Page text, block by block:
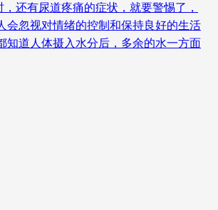
还有尿道疼痛的症状，就要警惕了，
会忽视对情绪的控制和保持良好的生活
知道人体摄入水分后，多余的水一方面